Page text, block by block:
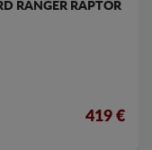
RANGER RAPTOR
419 €